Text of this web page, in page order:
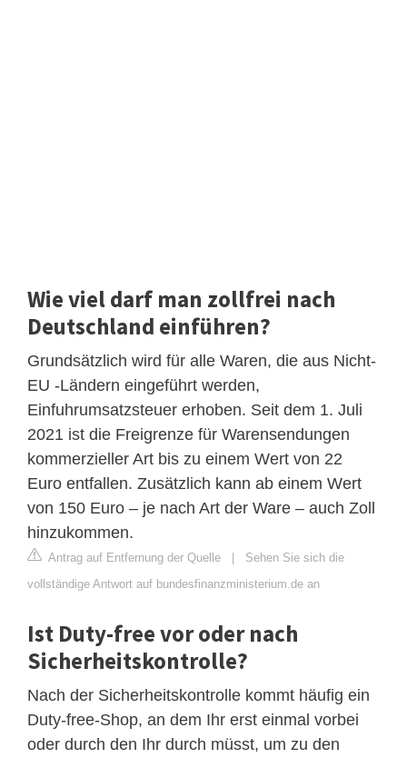
Wie viel darf man zollfrei nach
Deutschland einführen?
Grundsätzlich wird für alle Waren, die aus Nicht-
EU -Ländern eingeführt werden,
Einfuhrumsatzsteuer erhoben. Seit dem 1. Juli
2021 ist die Freigrenze für Warensendungen
kommerzieller Art bis zu einem Wert von 22
Euro entfallen. Zusätzlich kann ab einem Wert
von 150 Euro – je nach Art der Ware – auch Zoll
hinzukommen.
Antrag auf Entfernung der Quelle | Sehen Sie sich die
vollständige Antwort auf bundesfinanzministerium.de an
Ist Duty-free vor oder nach
Sicherheitskontrolle?
Nach der Sicherheitskontrolle kommt häufig ein
Duty-free-Shop, an dem Ihr erst einmal vorbei
oder durch den Ihr durch müsst, um zu den